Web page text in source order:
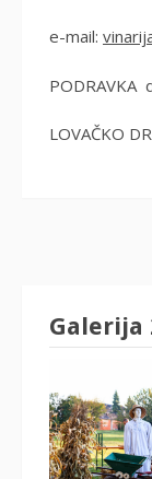
e-mail:
PODRAVKA
LOVAČKO
Galerija